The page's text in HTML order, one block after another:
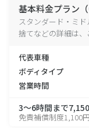
基本料金プラン（
スタンダード・ミ
捨てなどの詳細は、
代表車種
ボディタイプ
営業時間
3～6時間まで
免責補償制度1,100円